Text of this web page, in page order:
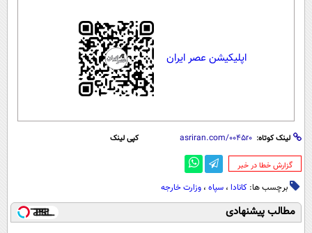
اپلیکیشن عصر ایران
لینک کوتاه: کپی لینک
‌گزارش خطا در خبر
برچسب ها: کانادا ، سپاه ، وزارت خارجه
مطالب پیشنهادی